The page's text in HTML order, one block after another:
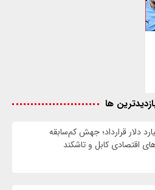
ها
دلار قرارداد؛ جهش کم‌سابقه
اقتصادی کابل و تاشکند